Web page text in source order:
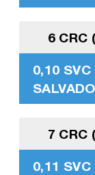
6 CRC
0,10
7 CRC
0,11